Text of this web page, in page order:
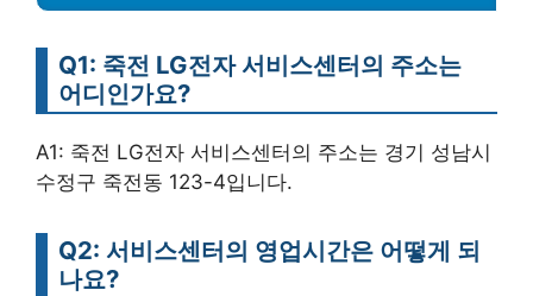
Q1: 죽전 LG전자 서비스센터의 주소는
어디인가요?
A1: 죽전 LG전자 서비스센터의 주소는 경기 성남시
수정구 죽전동 123-4입니다.
Q2: 서비스센터의 영업시간은 어떻게 되
나요?